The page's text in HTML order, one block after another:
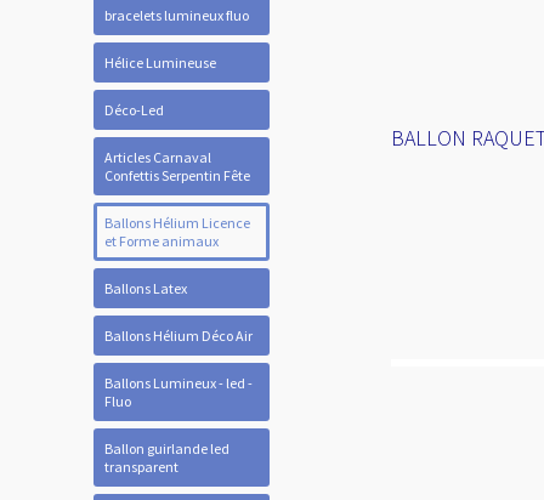
bracelets lumineux fluo
Hélice Lumineuse
Déco-Led
Articles Carnaval
Confettis Serpentin Fête
Ballons Hélium Licence
et Forme animaux
Ballons Latex
Ballons Hélium Déco Air
Ballons Lumineux - led -
Fluo
Ballon guirlande led
transparent
BALLON